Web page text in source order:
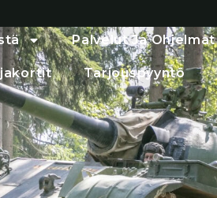
Palvelut Ja Ohjelmat
Tarjouspyyntö